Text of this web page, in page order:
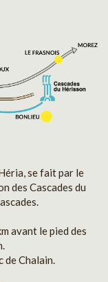
se fait par le
des Cascades du
avant le pied des
de Chalain.